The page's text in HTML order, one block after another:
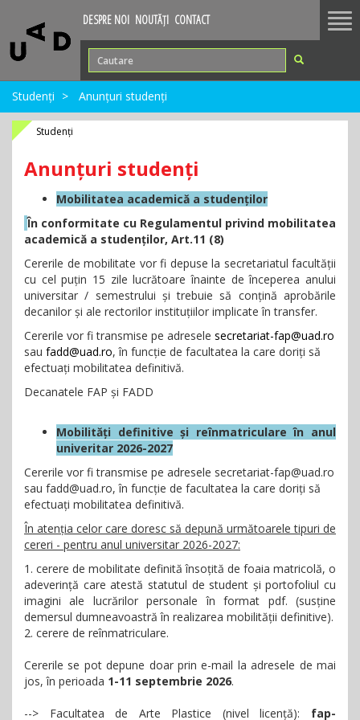
DESPRE NOI NOUTĂȚI CONTACT
Studenți Anunțuri studenți
Studenți
Anunțuri studenți
Mobilitatea academică a studenților
În conformitate cu Regulamentul privind mobilitatea
academică a studenților, Art.11 (8)
Cererile de mobilitate vor fi depuse la secretariatul facultății
cu cel puțin 15 zile lucrătoare înainte de începerea anului
universitar / semestrului și trebuie să conțină aprobările
decanilor și ale rectorilor instituțiilor implicate în transfer.
Cererile vor fi transmise pe adresele secretariat-fap@uad.ro
sau fadd@uad.ro, în funcție de facultatea la care doriți să
efectuați mobilitatea definitivă.
Decanatele FAP și FADD
Mobilități definitive și reînmatriculare în anul
univeritar 2026-2027
Cererile vor fi transmise pe adresele secretariat-fap@uad.ro
sau fadd@uad.ro, în funcție de facultatea la care doriți să
efectuați mobilitatea definitivă.
În atenția celor care doresc să depună următoarele tipuri de
cereri - pentru anul universitar 2026-2027:
1. cerere de mobilitate definită însoțită de foaia matricolă, o
adeverință care atestă statutul de student și portofoliul cu
imagini ale lucrărilor personale în format pdf. (susține
demersul dumneavoastră în realizarea mobilității definitive).
2. cerere de reînmatriculare.
Cererile se pot depune doar prin e-mail la adresele de mai
jos, în perioada 1-11 septembrie 2026.
--> Facultatea de Arte Plastice (nivel licență): fap-